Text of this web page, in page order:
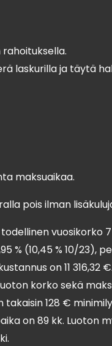
rahoituksella.
laskurilla ja täytä
maksuaikaa.
pois ilman
vuosikorko
% (10,45 % 10/23),
on 11
korko sekä
128 €
on 89 kk. Luoton